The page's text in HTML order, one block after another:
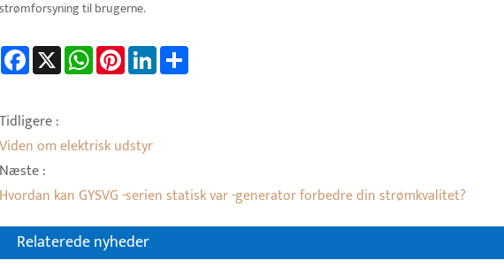
strømforsyning til brugerne.
Facebook WhatsAppPinterestLinkedIn
Tidligere :
Viden om elektrisk udstyr
Næste :
Hvordan kan GYSVG -serien statisk var -generator forbedre din strømkvalitet?
Relaterede nyheder